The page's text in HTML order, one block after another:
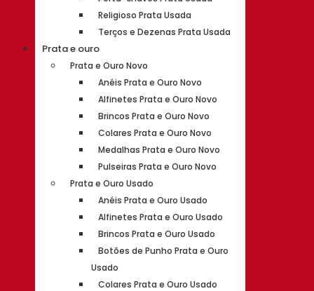
Religioso Prata Usada
Terços e Dezenas Prata Usada
Prata e ouro
Prata e Ouro Novo
Anéis Prata e Ouro Novo
Alfinetes Prata e Ouro Novo
Brincos Prata e Ouro Novo
Colares Prata e Ouro Novo
Medalhas Prata e Ouro Novo
Pulseiras Prata e Ouro Novo
Prata e Ouro Usado
Anéis Prata e Ouro Usado
Alfinetes Prata e Ouro Usado
Brincos Prata e Ouro Usado
Botões de Punho Prata e Ouro
Usado
Colares Prata e Ouro Usado